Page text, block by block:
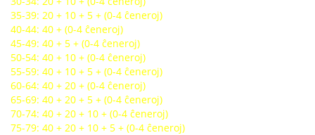
35-39: 20 + 10 + 5 + (0-4 ĉeneroj)
40-44: 40 + (0-4 ĉeneroj)
45-49: 40 + 5 + (0-4 ĉeneroj)
50-54: 40 + 10 + (0-4 ĉeneroj)
55-59: 40 + 10 + 5 + (0-4 ĉeneroj)
60-64: 40 + 20 + (0-4 ĉeneroj)
65-69: 40 + 20 + 5 + (0-4 ĉeneroj)
70-74: 40 + 20 + 10 + (0-4 ĉeneroj)
75-79: 40 + 20 + 10 + 5 + (0-4 ĉeneroj)